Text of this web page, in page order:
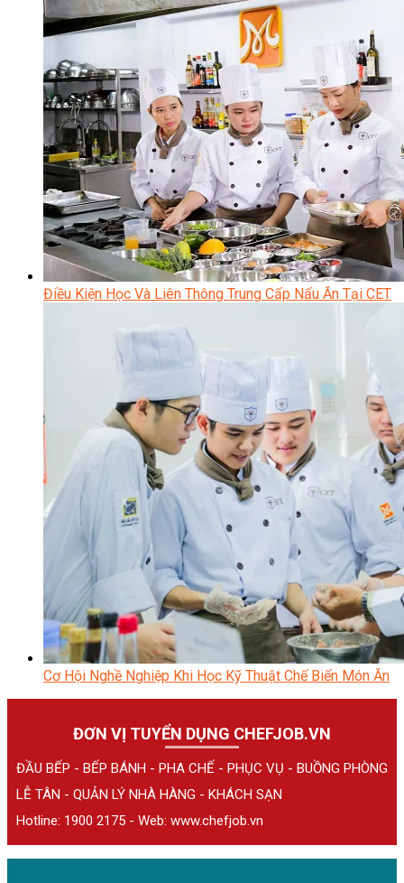
Điều Kiện Học Và Liên Thông Trung Cấp Nấu Ăn Tại CET
Cơ Hội Nghề Nghiệp Khi Học Kỹ Thuật Chế Biến Món Ăn
ĐƠN VỊ TUYỂN DỤNG CHEFJOB.VN
ĐẦU BẾP - BẾP BÁNH - PHA CHẾ - PHỤC VỤ - BUỒNG PHÒNG
LỄ TÂN - QUẢN LÝ NHÀ HÀNG - KHÁCH SẠN
Hotline: 1900 2175 - Web: www.chefjob.vn